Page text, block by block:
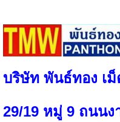
บริษัท พันธ์ทอง เม็
29/19 หมู่ 9 ถนนง